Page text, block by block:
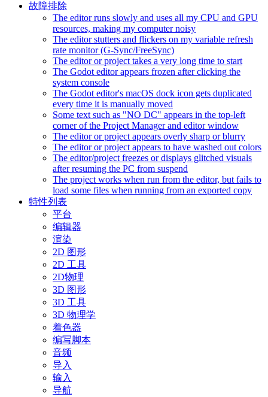
故障排除
The editor runs slowly and uses all my CPU and GPU
resources, making my computer noisy
The editor stutters and flickers on my variable refresh
rate monitor (G-Sync/FreeSync)
The editor or project takes a very long time to start
The Godot editor appears frozen after clicking the
system console
The Godot editor's macOS dock icon gets duplicated
every time it is manually moved
Some text such as "NO DC" appears in the top-left
corner of the Project Manager and editor window
The editor or project appears overly sharp or blurry
The editor or project appears to have washed out colors
The editor/project freezes or displays glitched visuals
after resuming the PC from suspend
The project works when run from the editor, but fails to
load some files when running from an exported copy
特性列表
平台
编辑器
渲染
2D 图形
2D 工具
2D物理
3D 图形
3D 工具
3D 物理学
着色器
编写脚本
音频
导入
输入
导航